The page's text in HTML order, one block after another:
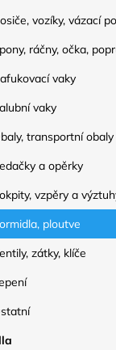
vozíky, vázací
ráčny, očka,
vaky
vaky
transportní obaly
a opěrky
vzpěry a
ploutve
zátky, klíče